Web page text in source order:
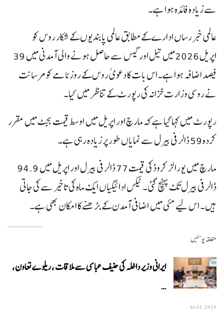
سے زیادہ فائدہ ہوا ہے۔
عالمی خبر رساں ادارے کے مطابق عالمی پابندیوں کے شکار روس کو
اپریل 2026میں تیل اور گیس سے حاصل ہونے والی آمدنی میں 39
فیصد اضافہ ہوا ہے۔اس بات کا دعویٰ روس کے روزنامے کومرسانت
نے روسی وزارت خزانہ کی رپورٹ کے تناظر میں کیا۔
رپورٹ میں کہا گیا ہے کہ مارچ اور اپریل میں اوسط قیمت بجٹ میں مقرر
کردہ 59 ڈالر فی بیرل سے نمایاں طور پر زیادہ رہی ہے۔
مارچ میں یورالز کروڈ کی قیمت 77 ڈالر فی بیرل اور اپریل میں 94.9
ڈالر فی بیرل تک پہنچ گئی۔ ٹیکس ادائیگیاں ایک ماہ کی تاخیر سے کی جاتی
ہیں۔ اس لیے مئی میں اضافی آمدن کے بڑھنے کا امکان بھی ہے۔
متعلقہ پوسٹیں
ایرانی وزیر داخلہ کی حنیف عباسی سے ملاقات ، ریلوے تعاون،
…
Jul 22, 2026